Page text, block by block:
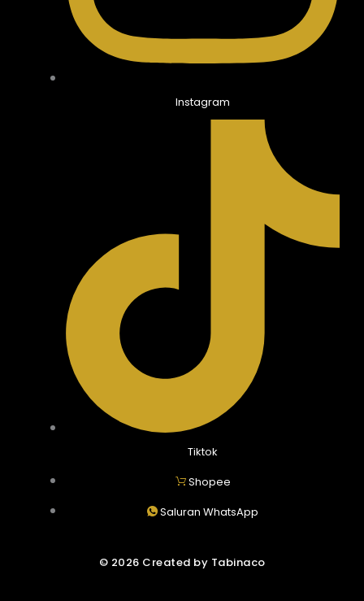
Instagram
Tiktok
Shopee
Saluran WhatsApp
© 2026 Created by Tabinaco